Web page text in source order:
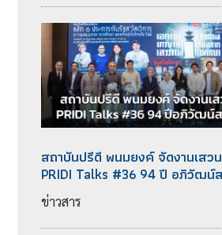
สถาบันปรีดี พนมยงค์ จัดงานเสว
PRIDI Talks #36 94 ปี อภิวัฒน์
ข่าวสาร